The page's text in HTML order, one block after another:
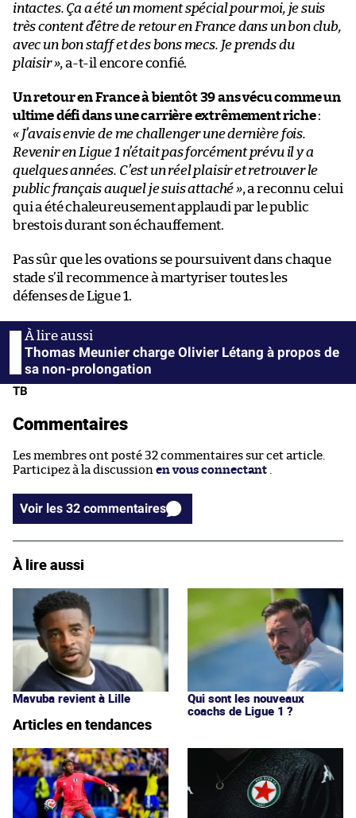
intactes. Ça a été un moment spécial pour moi, je suis
très content d’être de retour en France dans un bon club,
avec un bon staff et des bons mecs. Je prends du
plaisir », a-t-il encore confié.
Un retour en France à bientôt 39 ans vécu comme un
ultime défi dans une carrière extrêmement riche:
« J’avais envie de me challenger une dernière fois.
Revenir en Ligue 1 n’était pas forcément prévu il y a
quelques années. C’est un réel plaisir et retrouver le
public français auquel je suis attaché », a reconnu celui
qui a été chaleureusement applaudi par le public
brestois durant son échauffement.
Pas sûr que les ovations se poursuivent dans chaque
stade s’il recommence à martyriser toutes les
défenses de Ligue 1.
Thomas Meunier charge Olivier Létang à propos de
sa non-prolongation
TB
Commentaires
Les membres ont posté 32 commentaires sur cet article.
Participez à la discussion en vous connectant
Voir les 32 commentaires
À lire aussi
Mavuba revient à Lille
Qui sont les nouveaux
coachs de Ligue 1 ?
Articles en tendances